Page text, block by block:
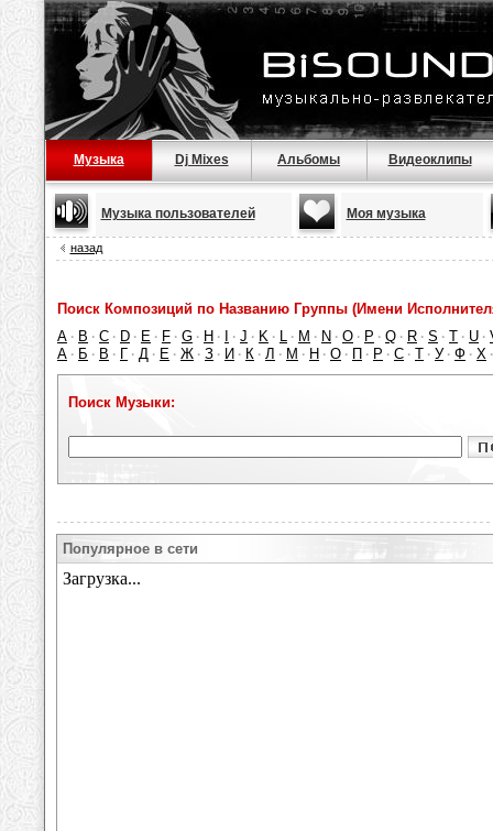
Музыка Dj Mixes Альбомы Видеоклипы
Музыка пользователей Моя музыка
назад
Поиск Композиций по Названию Группы (Имени
A · B · C · D · E · F · G · H · · J · K · L · M · N · O · P · Q · R · S · T · U ·
А · Б · В · Г · Д · Е · Ж · З · И · К · Л · М · Н · О · П · Р · С · Т · У · Ф · Х
Поиск Музыки:
Популярное в сети